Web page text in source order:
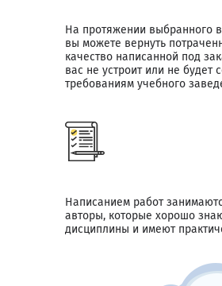
На протяжении выбранного
вы можете вернуть
качество написанной под
вас не устроит или не будет
требованиям учебного
Написанием работ
авторы, которые хорошо
дисциплины и имеют